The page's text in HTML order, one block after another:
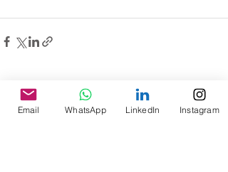
Posts recentes Ver tudo
Email WhatsApp LinkedIn Instagram